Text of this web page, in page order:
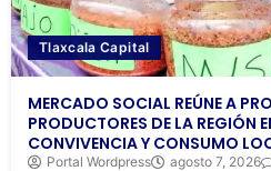
Tlaxcala Capital
MERCADO SOCIAL REÚNE A
PRODUCTORES DE LA REGIÓN
CONVIVENCIA Y CONSUMO
Portal Wordpress agosto 7, 2026